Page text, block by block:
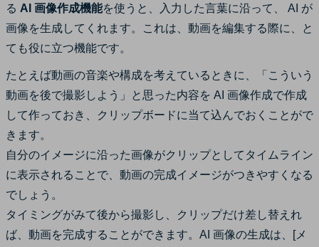
る AI 画像作成機能を使うと、入力した言葉に沿って、 AI が
画像を生成してくれます。これは、動画を編集する際に、と
ても役に立つ機能です。
たとえば動画の音楽や構成を考えているときに、「こういう
動画を後で撮影しよう」と思った内容を AI 画像作成で作成
して作っておき、クリップボードに当て込んでおくことがで
きます。
自分のイメージに沿った画像がクリップとしてタイムライン
に表示されることで、動画の完成イメージがつきやすくなる
でしょう。
タイミングがみて後から撮影し、クリップだけ差し替えれ
ば、動画を完成することができます。AI 画像の生成は、[メ